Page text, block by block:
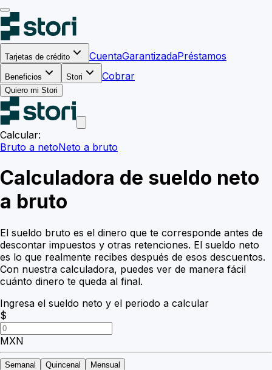
Tarjetas de crédito CuentaGarantizadaPréstamos
Beneficios Stori Cobrar
Quiero mi Stori
Calcular:
Bruto a netoNeto a bruto
Calculadora de sueldo neto
a bruto
El sueldo bruto es el dinero que te corresponde antes de
descontar impuestos y otras retenciones. El sueldo neto
es lo que realmente recibes después de esos descuentos.
Con nuestra calculadora, puedes ver de manera fácil
cuánto dinero te queda al final.
Ingresa el sueldo neto y el periodo a calcular
$
MXN
Semanal Quincenal Mensual